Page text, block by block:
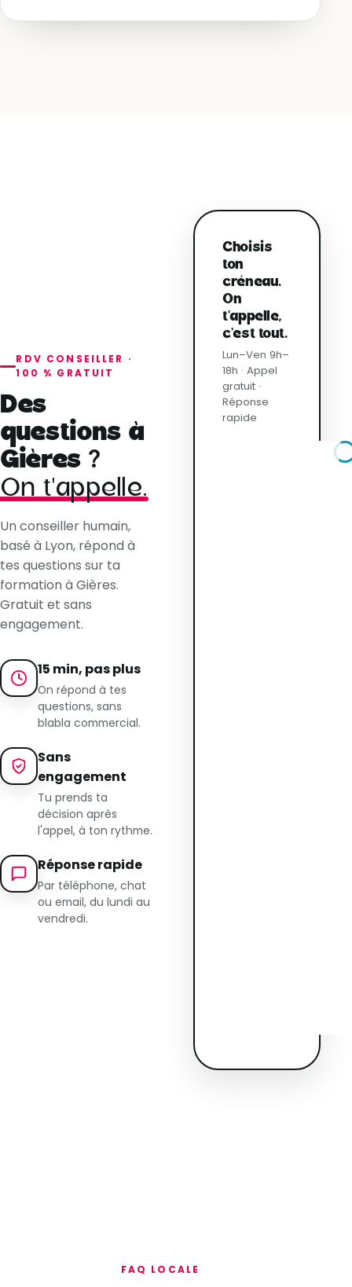
RDV CONSEILLER ·
100 % GRATUIT
Des
questions à
Gières ?
On t'appelle.
Un conseiller humain,
basé à Lyon, répond à
tes questions sur ta
formation à Gières.
Gratuit et sans
engagement.
15 min, pas plus
On répond à tes
questions, sans
blabla commercial.
Sans
engagement
Tu prends ta
décision après
l'appel, à ton rythme.
Réponse rapide
Par téléphone, chat
ou email, du lundi au
vendredi.
Choisis
ton
créneau.
On
t'appelle,
c'est tout.
Lun–Ven 9h–
18h · Appel
gratuit ·
Réponse
rapide
FAQ LOCALE